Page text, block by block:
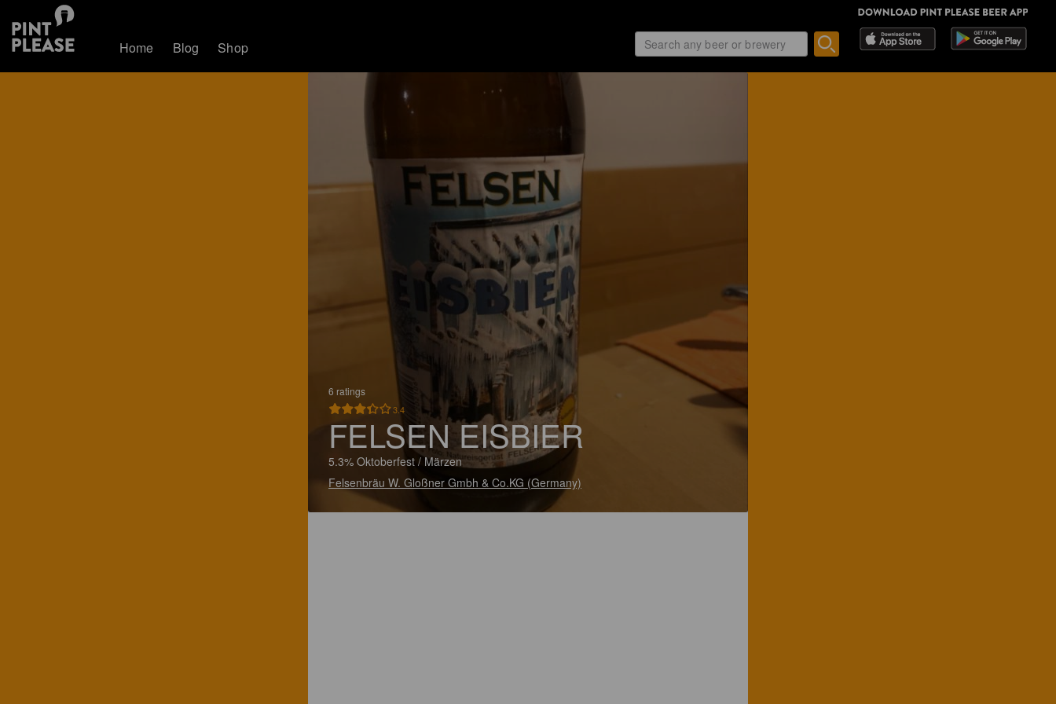
Home Blog Shop
6 ratings
3.4
FELSEN EISBIER
5.3% Oktoberfest / Märzen
Felsenbräu W. Gloßner Gmbh & Co.KG (Germany)